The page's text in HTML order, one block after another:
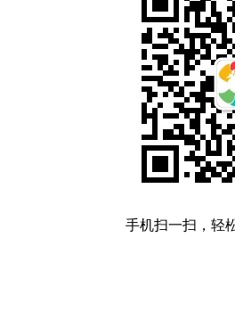
手机扫一扫，轻